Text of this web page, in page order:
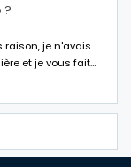
?
raison, je n'avais
et je vous fait…